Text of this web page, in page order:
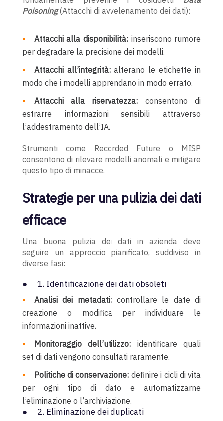
Poisoning(Attacchi di avvelenamento dei dati):
Attacchi alla disponibilità: inseriscono rumore
per degradare la precisione dei modelli.
Attacchi all’integrità: alterano le etichette in
modo che i modelli apprendano in modo errato.
Attacchi alla riservatezza: consentono di
estrarre informazioni sensibili attraverso
l’addestramento dell’IA.
Strumenti come Recorded Future o MISP
consentono di rilevare modelli anomali e mitigare
questo tipo di minacce.
Strategie per una pulizia dei dati
efficace
Una buona pulizia dei dati in azienda deve
seguire un approccio pianificato, suddiviso in
diverse fasi:
● 1. Identificazione dei dati obsoleti
Analisi dei metadati: controllare le date di
creazione o modifica per individuare le
informazioni inattive.
Monitoraggio dell’utilizzo: identificare quali
set di dati vengono consultati raramente.
Politiche di conservazione: definire i cicli di vita
per ogni tipo di dato e automatizzarne
l’eliminazione o l’archiviazione.
● 2. Eliminazione dei duplicati